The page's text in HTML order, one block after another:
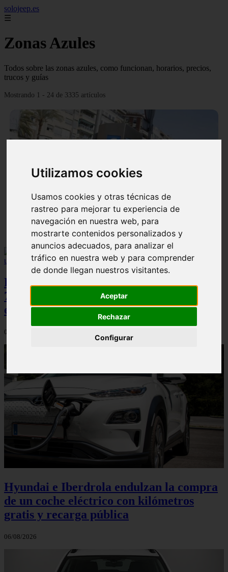
Utilizamos cookies
Usamos cookies y otras técnicas de
rastreo para mejorar tu experiencia de
navegación en nuestra web, para
mostrarte contenidos personalizados y
anuncios adecuados, para analizar el
tráfico en nuestra web y para comprender
de donde llegan nuestros visitantes.
Aceptar
Rechazar
Configurar
solojeep.es
☰
Zonas Azules
Todos sobre las zonas azules, como funcionan, horarios, precios,
trucos y guías
Mostrando 1 - 24 de 3335 artículos
▷ Zona Azul Córdoba 《 Horarios y Tarifas 2024 》
Peugeot acelera en el mercado español:
7.062 matriculaciones y un 5,9% de cuota
en julio
06/08/2026
Hyundai e Iberdrola endulzan la compra
de un coche eléctrico con kilómetros
gratis y recarga pública
06/08/2026